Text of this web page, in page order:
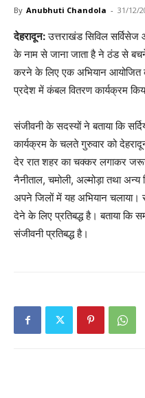
By Anubhuti Chandola - 31/12/
देहरादून:उत्तराखंड सिविल
के नाम से जाना जाता है ने ठंड से
करने के लिए एक अभियान
प्रदेश में कंबल वितरण कार्यक्रम
संजीवनी के सदस्यों ने बताया कि
कार्यक्रम के चलते गुरुवार को देहरादून
देर रात शहर का चक्कर लगाकर
नैनीताल, चमोली, अल्मोड़ा तथा अन्य
अपने जिलों में यह अभियान चलाया।
देने के लिए प्रतिबद्ध है। बताया कि
संजीवनी प्रतिबद्ध है।